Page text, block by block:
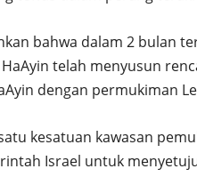
bahwa dalam 2 bulan
telah menyusun
dengan permukiman
kesatuan kawasan
Israel untuk